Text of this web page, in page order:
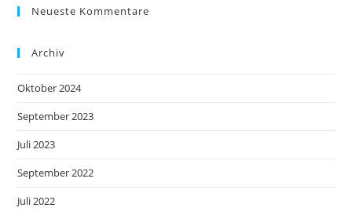
Neueste Kommentare
Archiv
Oktober 2024
September 2023
Juli 2023
September 2022
Juli 2022